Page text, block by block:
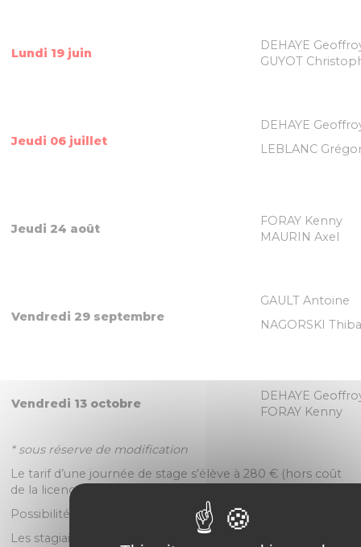
Lundi 19 juin
DEHAYE
GUYOT
Jeudi 06 juillet
DEHAYE
LEBLANC
Jeudi 24 août
FORAY Kenny
MAURIN Axel
Vendredi 29 septembre
GAULT Antoine
NAGORSKI
Vendredi 13 octobre
DEHAYE
FORAY Kenny
* sous réserve de modification
Le tarif d’une journée de stage s’élève à 280 € (hors coût
de la licence ou du Pass Circuit).
Possibilité de louer moto et équipements.
Les stagiaires non-titulaires d’une licence FFM